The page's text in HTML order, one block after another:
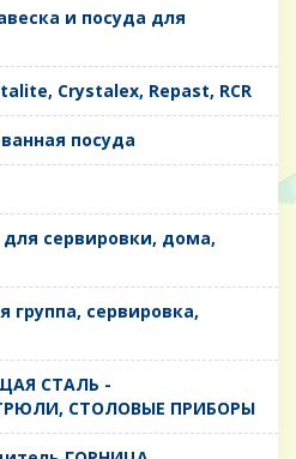
и посуда для
Crystalex, Repast, RCR
посуда
для сервировки, дома,
группа, сервировка,
СТАЛЬ -
СТОЛОВЫЕ ПРИБОРЫ